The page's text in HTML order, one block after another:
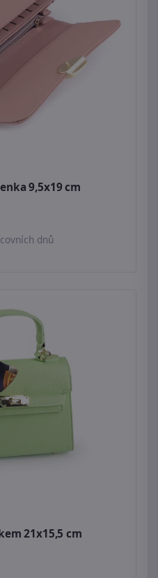
9,5x19 cm
dnů
21x15,5 cm